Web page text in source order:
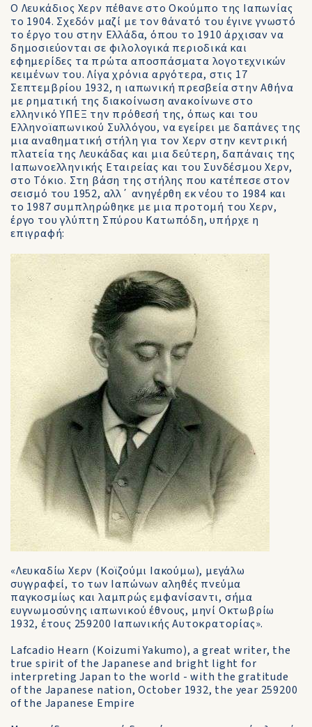
Ο Λευκάδιος Χερν πέθανε στο Οκούμπο της Ιαπωνίας
το 1904. Σχεδόν μαζί με τον θάνατό του έγινε γνωστό
το έργο του στην Ελλάδα, όπου το 1910 άρχισαν να
δημοσιεύονται σε φιλολογικά περιοδικά και
εφημερίδες τα πρώτα αποσπάσματα λογοτεχνικών
κειμένων του. Λίγα χρόνια αργότερα, στις 17
Σεπτεμβρίου 1932, η ιαπωνική πρεσβεία στην Αθήνα
με ρηματική της διακοίνωση ανακοίνωνε στο
ελληνικό ΥΠΕΞ την πρόθεσή της, όπως και του
Ελληνοϊαπωνικού Συλλόγου, να εγείρει με δαπάνες της
μια αναθηματική στήλη για τον Χερν στην κεντρική
πλατεία της Λευκάδας και μια δεύτερη, δαπάναις της
Ιαπωνοελληνικής Εταιρείας και του Συνδέσμου Χερν,
στο Τόκιο. Στη βάση της στήλης που κατέπεσε στον
σεισμό του 1952, αλλ΄ ανηγέρθη εκ νέου το 1984 και
το 1987 συμπληρώθηκε με μια προτομή του Χερν,
έργο του γλύπτη Σπύρου Κατωπόδη, υπήρχε η
επιγραφή:
«Λευκαδίω Χερν (Κοϊζούμι Ιακούμω), μεγάλω
συγγραφεί, το των Ιαπώνων αληθές πνεύμα
παγκοσμίως και λαμπρώς εμφανίσαντι, σήμα
ευγνωμοσύνης ιαπωνικού έθνους, μηνί Οκτωβρίω
1932, έτους 259200 Ιαπωνικής Αυτοκρατορίας».
Lafcadio Hearn (Koizumi Yakumo), a great writer, the
true spirit of the Japanese and bright light for
interpreting Japan to the world - with the gratitude
of the Japanese nation, October 1932, the year 259200
of the Japanese Empire